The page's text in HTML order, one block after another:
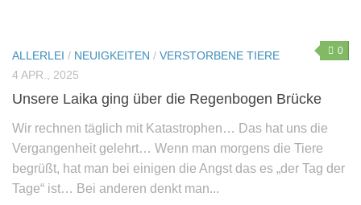
0
ALLERLEI / NEUIGKEITEN / VERSTORBENE TIERE
4 APR., 2025
Unsere Laika ging über die Regenbogen Brücke
Wir rechnen täglich mit Katastrophen… Das hat uns die
Vergangenheit gelehrt… Wenn man morgens die Tiere
begrüßt, hat man bei einigen die Angst das es „der Tag der
Tage“ ist… Bei anderen denkt man...